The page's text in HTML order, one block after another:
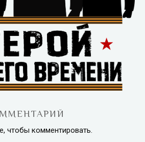
чтобы комментировать.